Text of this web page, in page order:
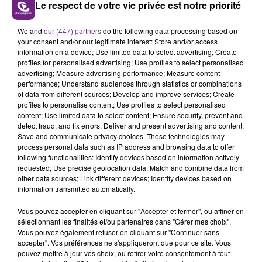
FIL D'ACTUS
LA CENTRALE NUCLÉAIRE DE CHOOZ
TOUJOURS À L'ARRÊT
Cela fait déjà une semaine que la centrale
nucléaire ardennaise est à l'arrêt. Une situation
présente.
Le respect de votre vie privée est notre priorité
We and our (447) partnersdo the following data processing based on
your consent and/or our legitimate interest: Store and/or access
information on a device; Use limited data to select advertising; Create
profiles for personalised advertising; Use profiles to select personalised
advertising; Measure advertising performance; Measure content
performance; Understand audiences through statistics or combinations
of data from different sources; Develop and improve services; Create
profiles to personalise content; Use profiles to select personalised
content; Use limited data to select content; Ensure security, prevent and
detect fraud, and fix errors; Deliver and present advertising and content;
Save and communicate privacy choices. These technologies may
process personal data such as IP address and browsing data to offer
following functionalities: Identify devices based on information actively
requested; Use precise geolocation data; Match and combine data from
other data sources; Link different devices; Identify devices based on
information transmitted automatically.
Vous pouvez accepter en cliquant sur "Accepter et fermer", ou affiner en
sélectionnant les finalités et/ou partenaires dans "Gérer mes choix".
Vous pouvez également refuser en cliquant sur "Continuer sans
accepter". Vos préférences ne s'appliqueront que pour ce site. Vous
pouvez mettre à jour vos choix, ou retirer votre consentement à tout